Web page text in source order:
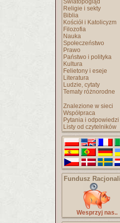
Światopogląd
Religie i sekty
Biblia
Kościół i Katolicyzm
Filozofia
Nauka
Społeczeństwo
Prawo
Państwo i polityka
Kultura
Felietony i eseje
Literatura
Ludzie, cytaty
Tematy różnorodne
Znalezione w sieci
Współpraca
Pytania i odpowiedzi
Listy od czytelników
Fundusz
Wesprzyj nas..